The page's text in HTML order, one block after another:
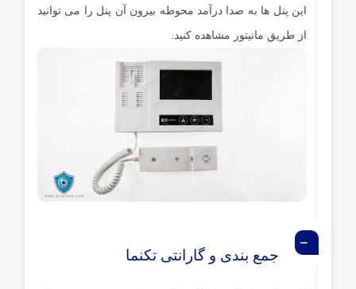
این پنل ها به صدا درآمد محوطه بیرون آن پنل را می توانید
از طریق مانیتور مشاهده کنید.
جمع بندی و گارانتی تکنما